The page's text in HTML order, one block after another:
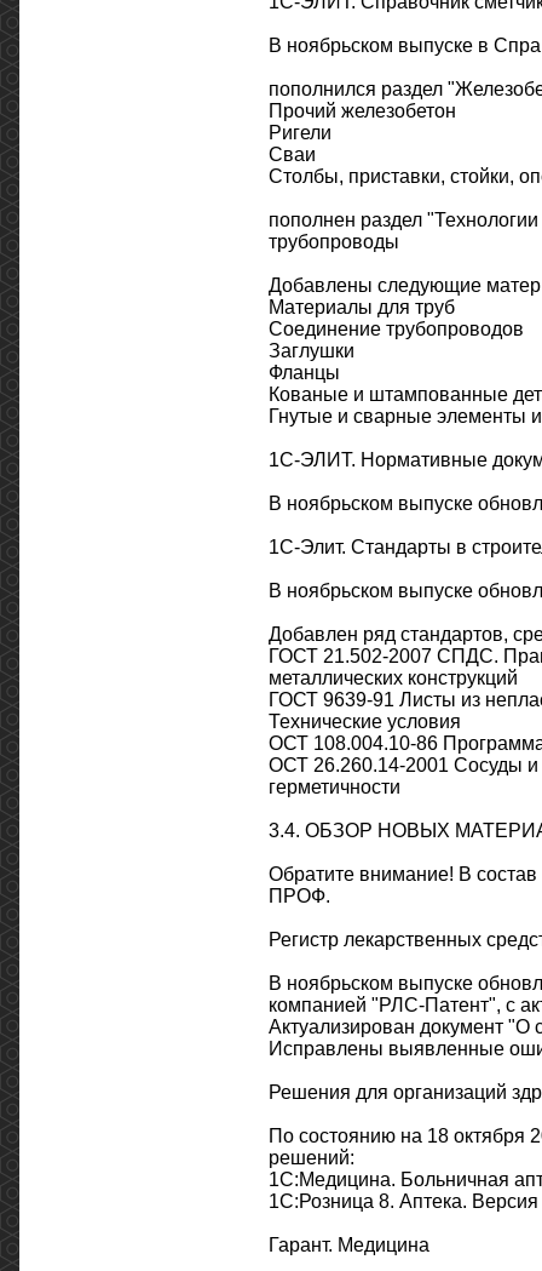
В ноябрьском выпуске в
пополнился раздел
Прочий железобетон
Ригели
Сваи
Столбы, приставки, стойки,
пополнен раздел
трубопроводы
Добавлены следующие
Материалы для труб
Соединение трубопроводов
Заглушки
Фланцы
Кованые и штампованные
Гнутые и сварные элементы и
1С-ЭЛИТ. Нормативные
В ноябрьском выпуске
1С-Элит. Стандарты в
В ноябрьском выпуске
Добавлен ряд стандартов,
ГОСТ 21.502-2007 СПДС.
металлических конструкций
ГОСТ 9639-91 Листы из
Технические условия
ОСТ 108.004.10-86 Программа
ОСТ 26.260.14-2001 Сосуды
герметичности
3.4. ОБЗОР НОВЫХ
Обратите внимание! В
ПРОФ.
Регистр лекарственных
В ноябрьском выпуске
компанией "РЛС-Патент", с
Актуализирован документ "О
Исправлены выявленные
Решения для организаций
По состоянию на 18 октября
решений:
1С:Медицина. Больничная
1С:Розница 8. Аптека.
Гарант. Медицина